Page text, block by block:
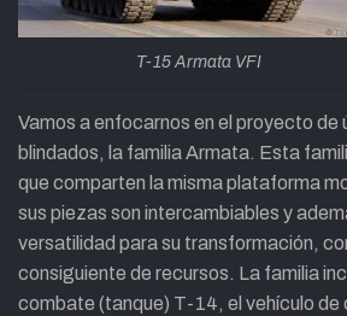
T-15 Armata VFI
Vamos a enfocarnos en el proyecto de
blindados, la familia Armata. Esta
que comparten la misma plataforma
sus piezas son intercambiables y
versatilidad para su transformación,
consiguiente de recursos. La familia
combate (tanque) T-14, el vehículo de